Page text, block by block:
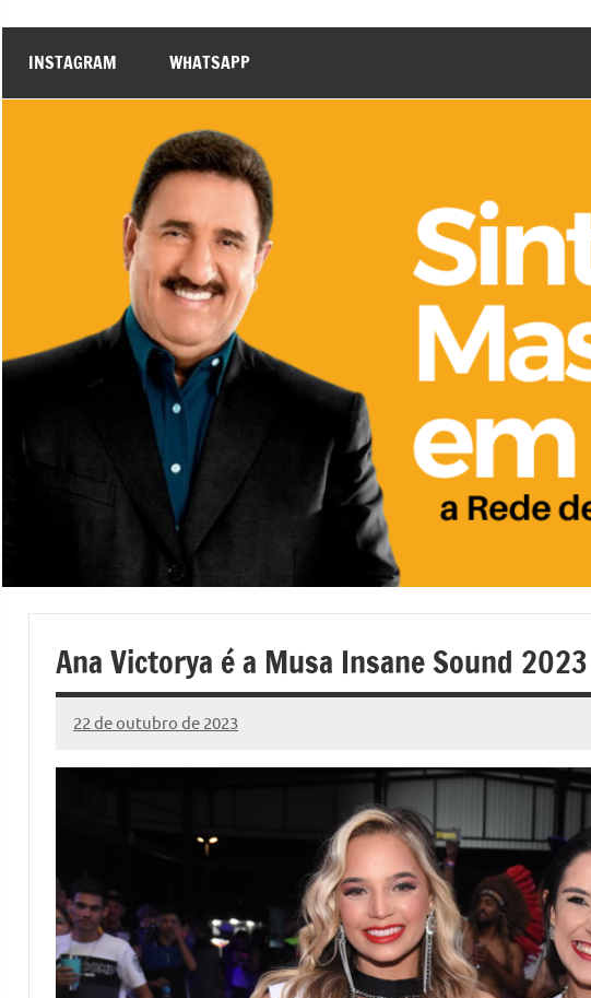
INSTAGRAM WHATSAPP
Ana Victorya é a Musa Insane Sound 2023
22 de outubro de 2023
Marcelo
Fachin